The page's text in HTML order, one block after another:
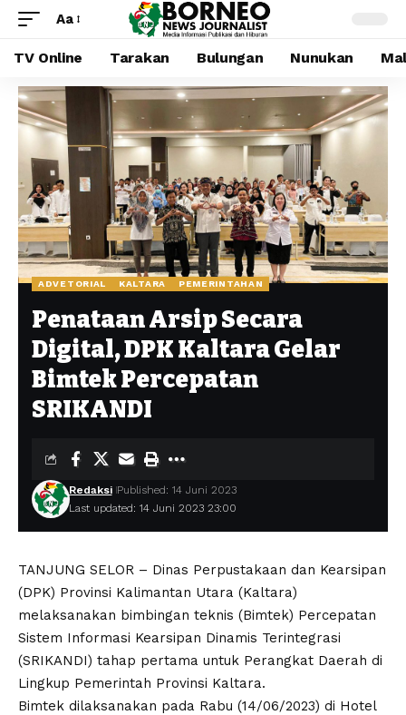
Aa
TV Online Tarakan Bulungan Nunukan
ADVETORIAL KALTARA PEMERINTAHAN
Penataan Arsip Secara
Digital, DPK Kaltara Gelar
Bimtek Percepatan
SRIKANDI
Last updated: 14 Juni 2023 23:00
Redaksi Published: 14 Juni 2023
TANJUNG SELOR – Dinas Perpustakaan dan Kearsipan
(DPK) Provinsi Kalimantan Utara (Kaltara)
melaksanakan bimbingan teknis (Bimtek) Percepatan
Sistem Informasi Kearsipan Dinamis Terintegrasi
(SRIKANDI) tahap pertama untuk Perangkat Daerah di
Lingkup Pemerintah Provinsi Kaltara.
Bimtek dilaksanakan pada Rabu (14/06/2023) di Hotel